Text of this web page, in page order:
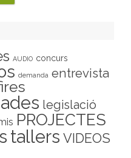
AUDIO concurs
demanda entrevista
legislació
PROJECTES
tallers VIDEOS